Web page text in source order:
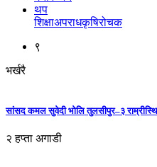
थप
शिक्षाअपराधकृषिरोचक
९
भर्खरै
सांसद कमल सुवेदी भोलि तुलसीपुर–३
२ हप्ता अगाडी